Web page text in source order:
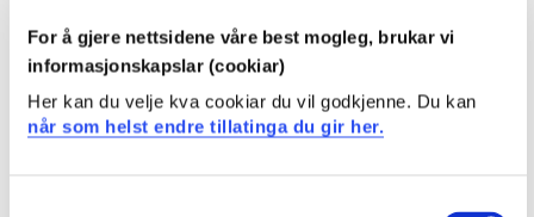
For å gjere nettsidene våre best mogleg, brukar vi
informasjonskapslar (cookiar)
Her kan du velje kva cookiar du vil godkjenne. Du kan
når som helst endre tillatinga du gir her.
Prosjekteigar